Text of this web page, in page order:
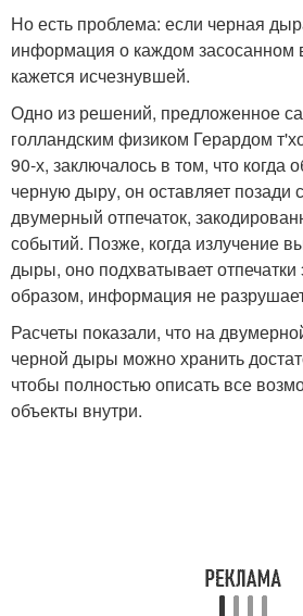
Но есть проблема: если черная
информация о каждом засосанном
кажется исчезнувшей.
Одно из решений, предложенное
голландским физиком Герардом
90-х, заключалось в том, что когда
черную дыру, он оставляет позади
двумерный отпечаток,
событий. Позже, когда излучение
дыры, оно подхватывает
образом, информация не
Расчеты показали, что на
черной дыры можно хранить
чтобы полностью описать все
объекты внутри.